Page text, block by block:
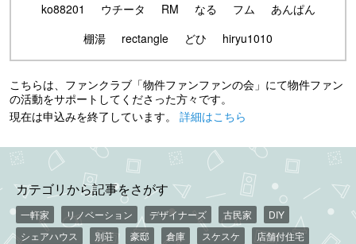
ko88201
ウチータ RM なる フム
あんぱん
棚湯
rectangle どひ hiryu1010
こちらは、ファンクラブ「物件ファンファンの会」にて物件ファン
の活動をサポートしてくださった方々です。
現在は申込みを終了しています。 詳細はこちら
カテゴリから記事をさがす
一軒家 リノベーション デザイナーズ 古民家
DIY
シェアハウス
別荘 豪邸 倉庫 スケスケ
店舗付住宅